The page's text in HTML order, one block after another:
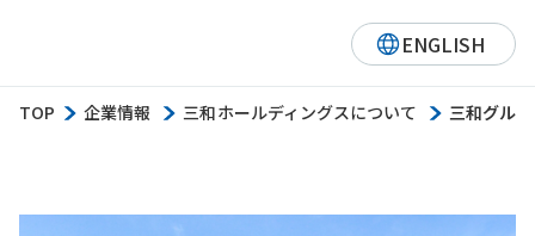
TOP 企業情報 三和ホールディングスについて 三和グル
ENGLISH